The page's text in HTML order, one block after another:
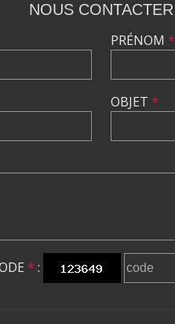
NOUS CONTACTER
PRÉNOM *
OBJET *
* :